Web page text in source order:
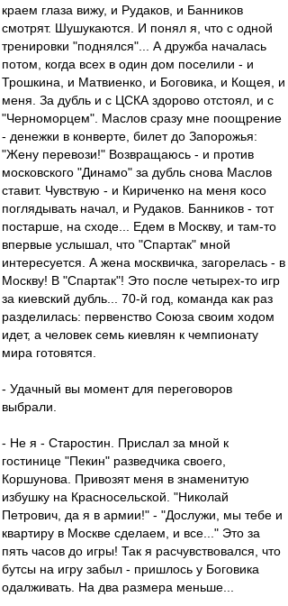
краем глаза вижу, и Рудаков, и Банников
смотрят. Шушукаются. И понял я, что с одной
тренировки "поднялся"... А дружба началась
потом, когда всех в один дом поселили - и
Трошкина, и Матвиенко, и Боговика, и Кощея, и
меня. За дубль и с ЦСКА здорово отстоял, и с
"Черноморцем". Маслов сразу мне поощрение
- денежки в конверте, билет до Запорожья:
"Жену перевози!" Возвращаюсь - и против
московского "Динамо" за дубль снова Маслов
ставит. Чувствую - и Кириченко на меня косо
поглядывать начал, и Рудаков. Банников - тот
постарше, на сходе... Едем в Москву, и там-то
впервые услышал, что "Спартак" мной
интересуется. А жена москвичка, загорелась - в
Москву! В "Спартак"! Это после четырех-то игр
за киевский дубль... 70-й год, команда как раз
разделилась: первенство Союза своим ходом
идет, а человек семь киевлян к чемпионату
мира готовятся.
- Удачный вы момент для переговоров
выбрали.
- Не я - Старостин. Прислал за мной к
гостинице "Пекин" разведчика своего,
Коршунова. Привозят меня в знаменитую
избушку на Красносельской. "Николай
Петрович, да я в армии!" - "Дослужи, мы тебе и
квартиру в Москве сделаем, и все..." Это за
пять часов до игры! Так я расчувствовался, что
бутсы на игру забыл - пришлось у Боговика
одалживать. На два размера меньше...